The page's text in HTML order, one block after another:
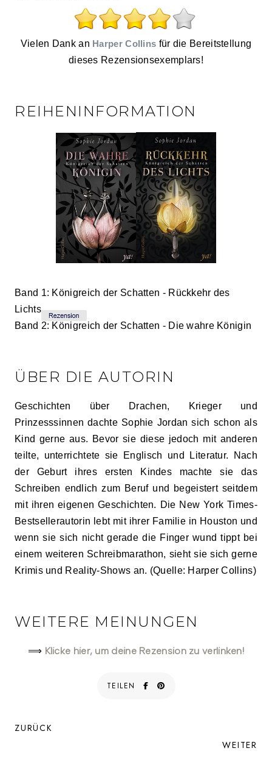
Vielen Dank an Harper Collins für die Bereitstellung
dieses Rezensionsexemplars!
REIHENINFORMATION
Band 1: Königreich der Schatten - Rückkehr des
Lichts
Band 2: Königreich der Schatten - Die wahre Königin
ÜBER DIE AUTORIN
Geschichten über Drachen, Krieger und
Prinzesssinnen dachte Sophie Jordan sich schon als
Kind gerne aus. Bevor sie diese jedoch mit anderen
teilte, unterrichtete sie Englisch und Literatur. Nach
der Geburt ihres ersten Kindes machte sie das
Schreiben endlich zum Beruf und begeistert seitdem
mit ihren eigenen Geschichten. Die New York Times-
Bestsellerautorin lebt mit ihrer Familie in Houston und
wenn sie sich nicht gerade die Finger wund tippt bei
einem weiteren Schreibmarathon, sieht sie sich gerne
Krimis und Reality-Shows an. (Quelle: Harper Collins)
WEITERE MEINUNGEN
⟹ Klicke hier, um deine Rezension zu verlinken!
TEILEN
ZURÜCK
WEITER